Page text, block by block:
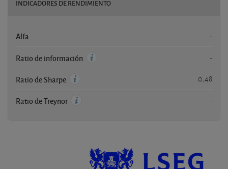
INDICADORES DE RENDIMIENTO
Alfa -
Ratio de información -
Ratio de Sharpe 0,48
Ratio de Treynor -